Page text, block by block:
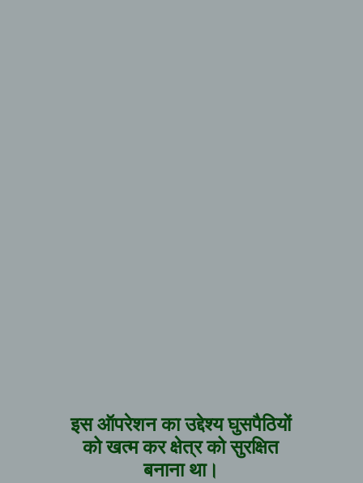
इस ऑपरेशन का उद्देश्य घुसपैठियों
को खत्म कर क्षेत्र को सुरक्षित
बनाना था।